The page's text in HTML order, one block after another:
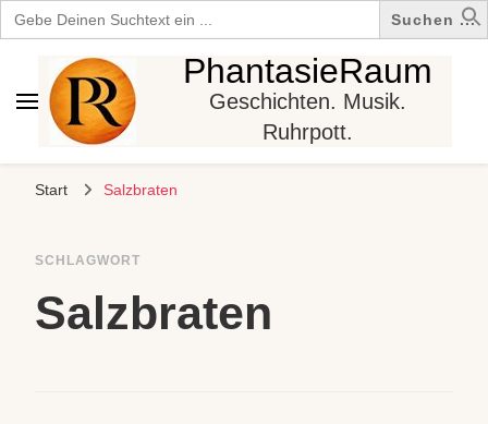
Search
for:
PhantasieRaum
Geschichten. Musik.
Ruhrpott.
Start Salzbraten
SCHLAGWORT
Salzbraten